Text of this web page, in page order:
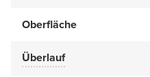
Oberfläche
Überlauf